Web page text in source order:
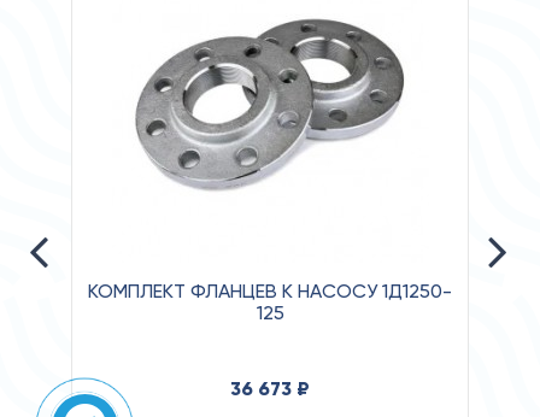
КОМПЛЕКТ ФЛАНЦЕВ К НАСОСУ 1Д1250-
125
36 673 ₽